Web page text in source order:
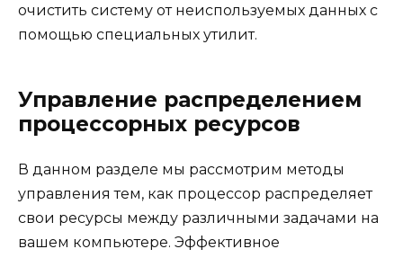
очистить систему от неиспользуемых данных с
помощью специальных утилит.
Управление распределением
процессорных ресурсов
В данном разделе мы рассмотрим методы
управления тем, как процессор распределяет
свои ресурсы между различными задачами на
вашем компьютере. Эффективное